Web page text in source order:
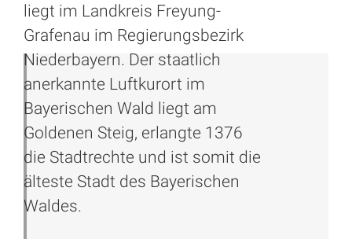
liegt im Landkreis Freyung-
Grafenau im Regierungsbezirk
Niederbayern. Der staatlich
anerkannte Luftkurort im
Bayerischen Wald liegt am
Goldenen Steig, erlangte 1376
die Stadtrechte und ist somit die
älteste Stadt des Bayerischen
Waldes.